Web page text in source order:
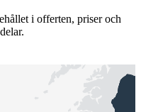
i offerten, priser och